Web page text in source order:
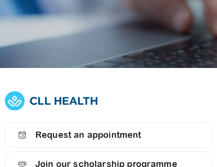
services
Request an appointment
Join our scholarship programme